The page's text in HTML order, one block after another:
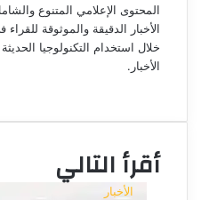
المحتوى الإعلامي المتنوع
الأخبار الدقيقة والموثوقة
خلال استخدام التكنولوجيا
الأخبار.
ق
اأقرأ التالي
الأخبار